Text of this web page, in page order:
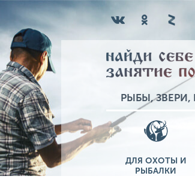
РЫБЫ,
ДЛЯ ОХОТЫ И
РЫБАЛКИ